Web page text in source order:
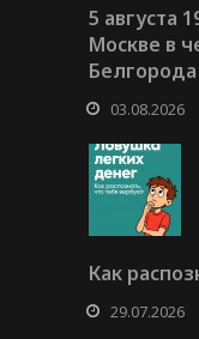
5 августа
Москве в
03.08.2026
Как
29.07.2026